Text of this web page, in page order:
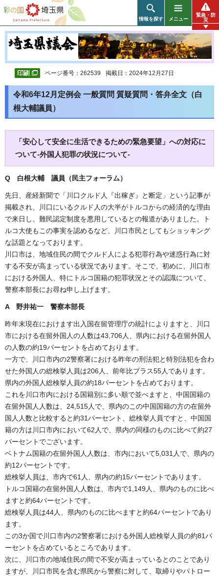
彩の国 埼玉県
情報を探す メニュー
緊急・防
災
ページ番号：262539 掲載日：2024年12月27日
令和6年12月定例会 一般質問 質疑質問・答弁全文（白
根大輔議員）
「安心して安全に生活できるための緊急要望」への対応に
ついて-外国人犯罪の状況について-
Q 白根大輔 議員（民主フォーラム）
先日、産経新聞で「川口クルド人『出稼ぎ』と断定」という記事が
掲載され、川口にいるクルド人の大半がトルコからの経済的な理由
で来日し、難民認定制度を悪用しているとの報道がありました。ト
ルコ大使もこの事実を認めるなど、川口市民としてもショッキング
な話題となっております。
川口市は、地域住民の間でクルド人による犯罪行為や迷惑行為に対
する不安が高まっている状況であります。そこで、初めに、川口市
における外国人、特にトルコ国籍の犯罪状況とその認識について、
警察本部長にお尋ね申し上げます。
A 野井祐一 警察本部長
昨年末現在におけます出入国在留管理庁の統計によりますと、川口
市における在留外国人の人数は43,706人、県内における在留外国人
の人数の約19パーセントを占めております。
一方で、川口市内の2警察署における昨年の刑法犯と特別法犯を合わ
せた外国人の総検挙人員は206人、前年比プラス55人であります。
県内の外国人総検挙人員の約18パーセントを占めております。
これを川口市内における国籍別に多い順で並べますと、中国国籍の
在留外国人人数は、24,515人で、県内のこの中国国籍の方の在留外
国人人数と比較すると約31パーセント、総検挙人員ですと、中国国
籍の方は川口市内において62人で、県内の同様のものに比べて約27
パーセントでございます。
ベトナム国籍の在留外国人人数は、市内において5,031人で、県内の
約12パーセントです。
総検挙人員は、市内で61人、県内の約15パーセントであります。
トルコ国籍の在留外国人人数は、市内で1,149人、県内のものに比べ
ますと約64パーセントです。
総検挙人員は44人、県内のものに比べますと約64パーセントであり
ます。
この3か国で川口市内の2警察署における外国人総検挙人員の約81パ
ーセントを占めているところであります。
次に、川口市の地域住民の間で不安が高まっているとのことであり
ますが、川口市民を含む県民から警察に対して、取締りやパトロー